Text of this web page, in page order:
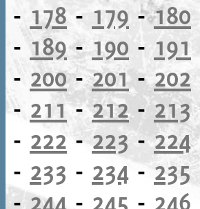
- 178- 179 -180
-189-190 - 191
- 200-201-202
- 211-212-213
- 222 -223 -224
- 233 - 234-235
-244 - 245 - 246